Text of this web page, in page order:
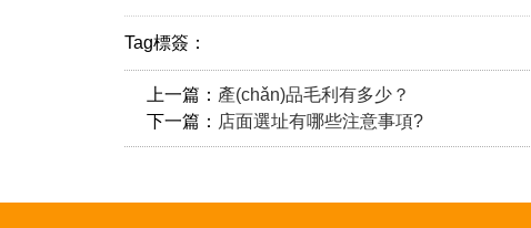
Tag標簽：
上一篇： 產(chǎn)品毛利有多少？
下一篇： 店面選址有哪些注意事項?